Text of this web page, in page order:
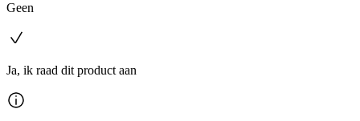
Geen
Ja, ik raad dit product aan